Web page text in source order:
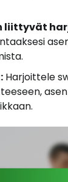
liittyvät
Harjoittele